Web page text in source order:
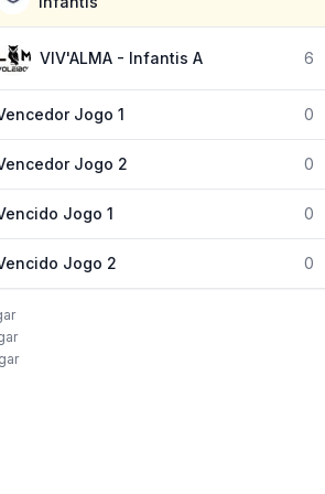
VIV'ALMA - Infantis A 6
Jogo 1 0
Jogo 2 0
Jogo 1 0
Jogo 2 0